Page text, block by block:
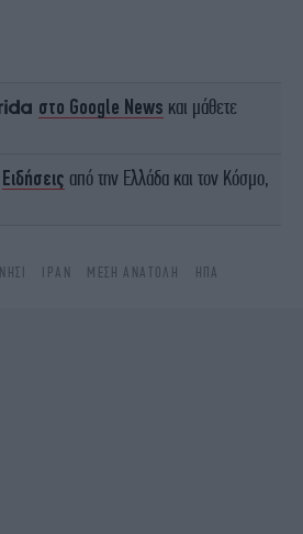
στο Google News και μάθετε
Ειδήσεις από την Ελλάδα και τον Κόσμο,
ΝΗΣΊ ΙΡΆΝ ΜΈΣΗ ΑΝΑΤΟΛΉ ΗΠΑ